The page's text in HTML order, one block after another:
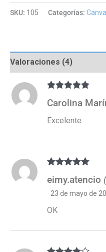
SKU: 105 Categorías:
Valoraciones (4)
5de 5
Carolina
Excelente
5de 5
eimy.atencio
23 de mayo de
OK